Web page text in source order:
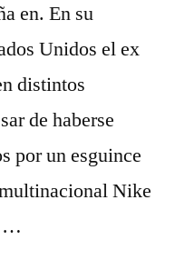
en. En su
Unidos el ex
distintos
de haberse
por un esguince
Nike
…